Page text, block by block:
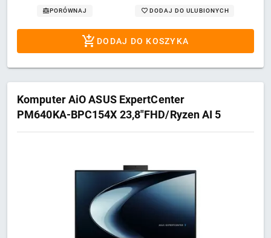
PORÓWNAJ DODAJ DO ULUBIONYCH
DODAJ DO KOSZYKA
Komputer AiO ASUS ExpertCenter
PM640KA-BPC154X 23,8"FHD/Ryzen AI 5
PRO 330/16GB/SSD1TB/Radeon/W11 PRO